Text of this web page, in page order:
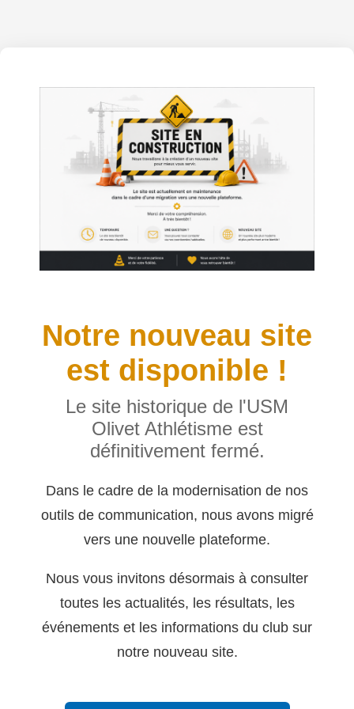
Notre nouveau site
est disponible !
Le site historique de l'USM
Olivet Athlétisme est
définitivement fermé.
Dans le cadre de la modernisation de nos
outils de communication, nous avons migré
vers une nouvelle plateforme.
Nous vous invitons désormais à consulter
toutes les actualités, les résultats, les
événements et les informations du club sur
notre nouveau site.